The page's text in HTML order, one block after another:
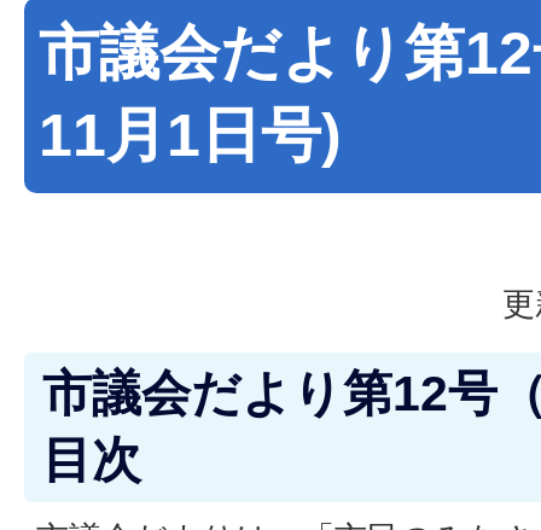
市議会だより第
11月1日号)
市議会だより第12号
目次